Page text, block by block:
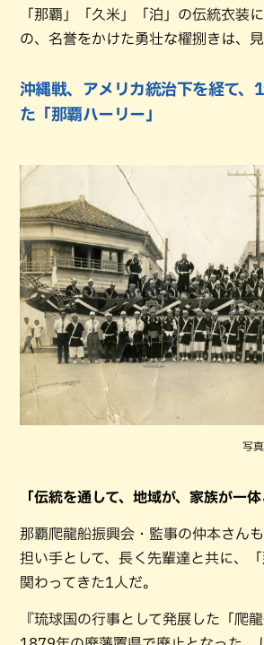
「那覇」「久米」「泊」の伝統衣装
の、名誉をかけた勇壮な櫂捌きは、
沖縄戦、アメリカ統治下を経て、
た「那覇ハーリー」
写
「伝統を通して、地域が、家族が一体
那覇爬龍船振興会・監事の仲本さん
担い手として、長く先輩達と共に、
関わってきた1人だ。
『琉球国の行事として発展した「爬龍